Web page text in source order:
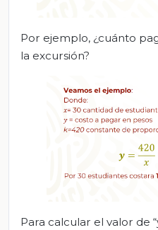
Por ejemplo, ¿cuánto
la excursión?
Para calcular el valor de